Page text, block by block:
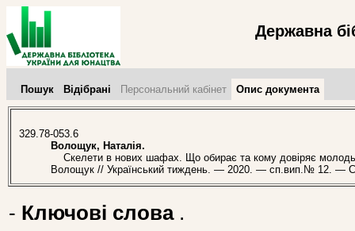
Державна
Пошук Відібрані Персональний кабінет Опис документа
329.78-053.6
Волощук, Наталія.
Скелети в нових шафах. Що обирає та кому довіряє молодь
Волощук // Український тиждень. — 2020. — сп.вип.№ 12. —
- Ключові слова.